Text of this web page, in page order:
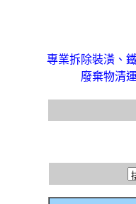
專業拆除裝潢、
廢棄物清